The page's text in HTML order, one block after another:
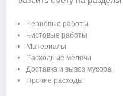
Черновые работы
Чистовые работы
Материалы
Расходные мелочи
Доставка и вывоз мусора
Прочие расходы